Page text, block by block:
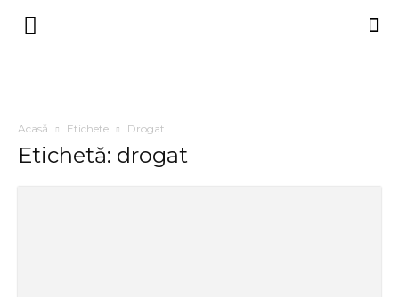
Acasă Etichete Drogat
Etichetă: drogat